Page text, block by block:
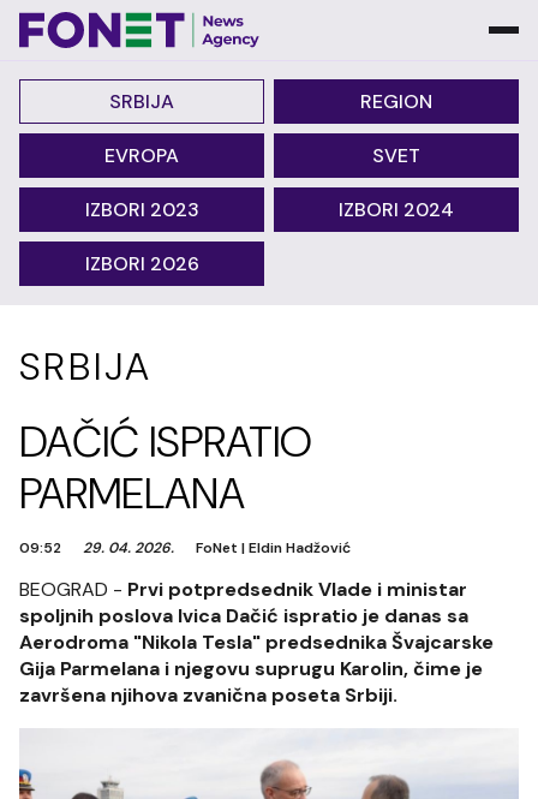
SRBIJA REGION
EVROPA SVET
IZBORI 2023 IZBORI 2024
IZBORI 2026
SRBIJA
DAČIĆ ISPRATIO
PARMELANA
09:52 29. 04. 2026. FoNet |Eldin Hadžović
BEOGRAD - Prvi potpredsednik Vlade i ministar
spoljnih poslova Ivica Dačić ispratio je danas sa
Aerodroma "Nikola Tesla" predsednika Švajcarske
Gija Parmelana i njegovu suprugu Karolin, čime je
završena njihova zvanična poseta Srbiji.